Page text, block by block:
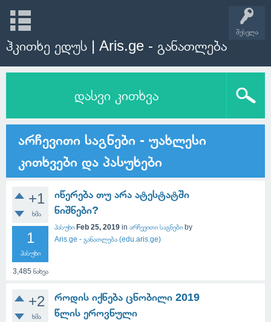
შესვლა
ჰკითხე ედუს | Aris.ge - განათლება
დასვი კითხვა
არჩევითი საგნები - უახლესი
კითხვები და პასუხები
+1
ხმა
1
პასუხი
3,485 ნახვა
იწერება თუ არა ატესტატში
ნიშნები?
პასუხი Feb 25, 2019 in არჩევითი საგნები by
Aris.ge - განათლება (edu.aris.ge)
+2
ხმა
როდის იქნება ცნობილი 2019
წლის ეროვნული